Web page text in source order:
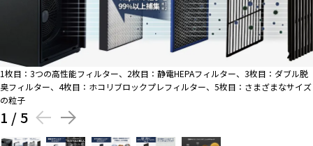
1枚目：3つの高性能フィルター、2枚目：静電HEPAフィルター、3枚目：ダブル脱
臭フィルター、4枚目：ホコリブロックプレフィルター、5枚目：さまざまなサイズ
の粒子
1 / 5